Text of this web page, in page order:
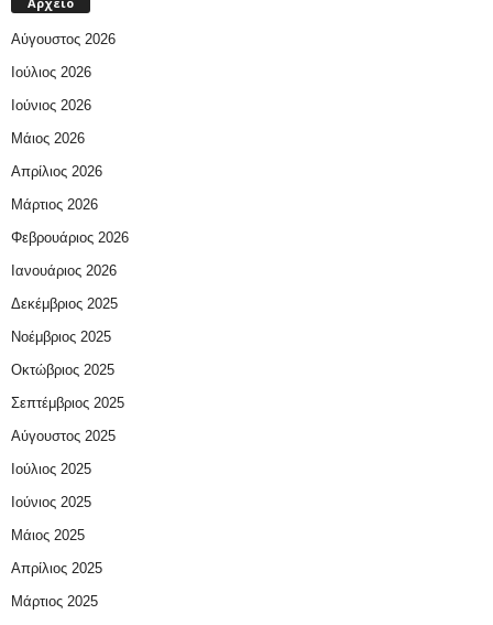
Αύγουστος 2026
Ιούλιος 2026
Ιούνιος 2026
Μάιος 2026
Απρίλιος 2026
Μάρτιος 2026
Φεβρουάριος 2026
Ιανουάριος 2026
Δεκέμβριος 2025
Νοέμβριος 2025
Οκτώβριος 2025
Σεπτέμβριος 2025
Αύγουστος 2025
Ιούλιος 2025
Ιούνιος 2025
Μάιος 2025
Απρίλιος 2025
Μάρτιος 2025